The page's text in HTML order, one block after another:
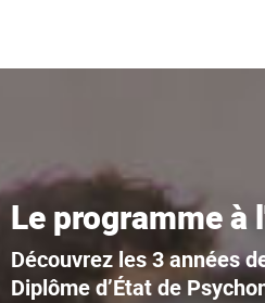
Le programme à
Découvrez les3 années
Diplôme d’État de